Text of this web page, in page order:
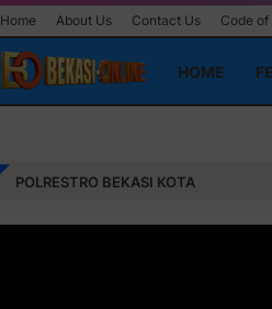
Home About Us Contact Us Code
HOME
Pasang Iklan
POLRESTRO BEKASI KOTA